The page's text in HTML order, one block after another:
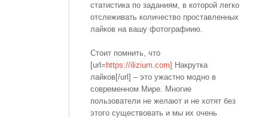
статистика по заданиям, в которой легко
отслеживать количество проставленных
лайков на вашу фотографиию.
Стоит помнить, что
[url= https://ilizium.com] Накрутка
лайков[/url] – это ужастно модно в
современном Мире. Многие
пользователи не желают и не хотят без
этого существовать и мы их очень